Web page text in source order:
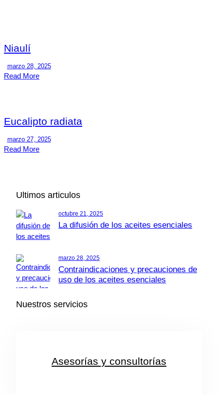
Niaulí
marzo 28, 2025
Read More
Eucalipto radiata
marzo 27, 2025
Read More
Ultimos articulos
octubre 21, 2025
La difusión de los aceites esenciales
marzo 28, 2025
Contraindicaciones y precauciones de
uso de los aceites esenciales
Nuestros servicios
Asesorías y consultorías